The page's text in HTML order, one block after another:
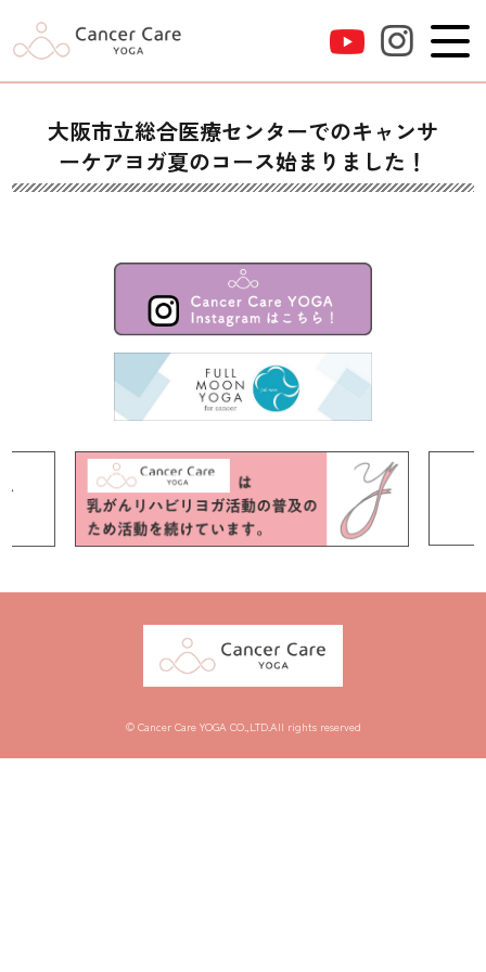
大阪市立総合医療センターでのキャンサ
ーケアヨガ夏のコース始まりました！
© Cancer Care YOGA CO.,LTD.All rights reserved